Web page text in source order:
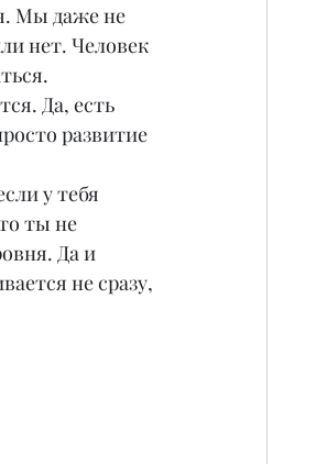
Мы даже не
нет. Человек
Да, есть
развитие
у тебя
ты не
Да и
не сразу,